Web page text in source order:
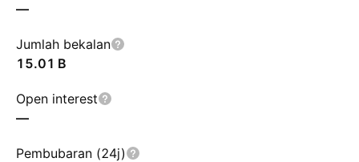
—
Jumlah bekalan
‪15.01 B‬
Open interest
—
Pembubaran (24j)